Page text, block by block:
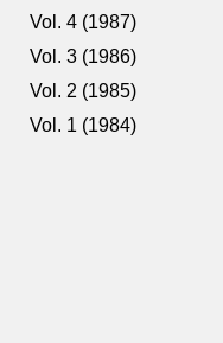
Vol. 4 (1987)
Vol. 3 (1986)
Vol. 2 (1985)
Vol. 1 (1984)